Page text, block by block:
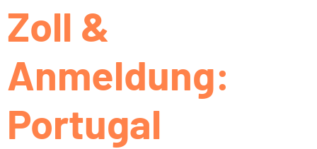
Zoll &
Anmeldung:
Portugal